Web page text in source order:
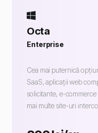
Octa
Enterprise
Cea mai puternică
SaaS, aplicații web
solicitante, e-
mai multe site-uri